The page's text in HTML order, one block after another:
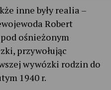
inne były realia –
Robert
ośnieżonym
przywołując
wywózki rodzin do
1940 r.